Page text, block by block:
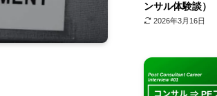
ンサル体験談）
2026年3月16日